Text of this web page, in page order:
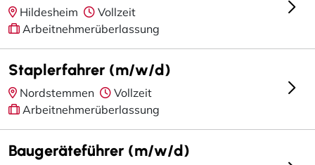
Hildesheim
Vollzeit
Arbeitnehmerüberlassung
Staplerfahrer (m/w/d)
Nordstemmen
Vollzeit
Arbeitnehmerüberlassung
Baugeräteführer (m/w/d)